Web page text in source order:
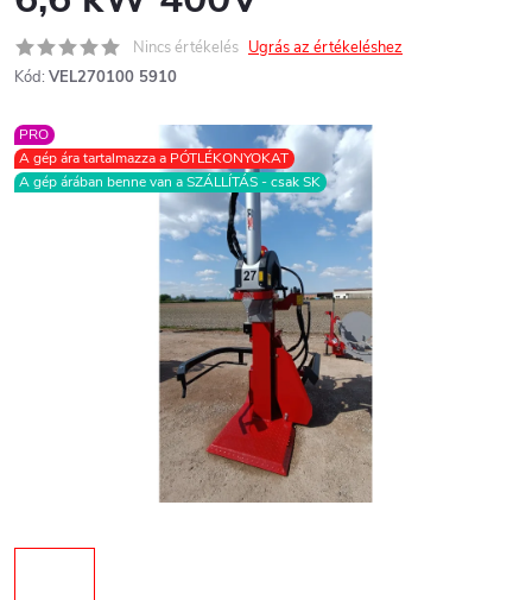
Nincs értékelés Ugrás az értékeléshez
Kód: VEL270100 5910
PRO
A gép ára tartalmazza a PÓTLÉKONYOKAT
A gép árában benne van a SZÁLLÍTÁS - csak SK